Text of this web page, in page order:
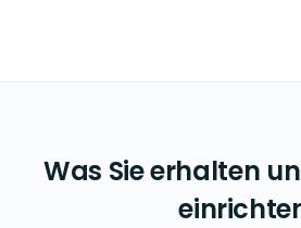
Was Sie erhalten